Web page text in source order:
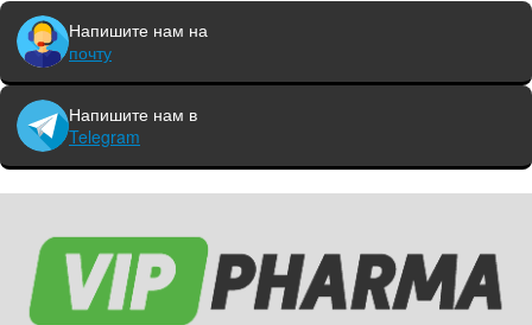
Напишите нам на
почту
Напишите нам в
Telegram